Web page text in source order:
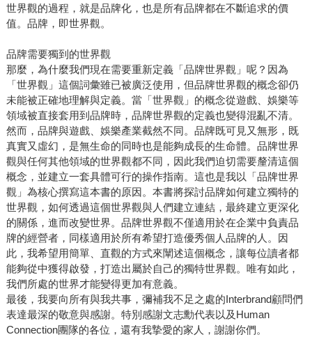
世界觀的過程，就是品牌化，也是所有品牌都在不斷追求的價
值。品牌，即世界觀。
品牌需要獨到的世界觀
那麼，為什麼我們現在需要重新定義「品牌世界觀」呢？因為
「世界觀」這個詞彙雖已被廣泛使用，但品牌世界觀的概念卻仍
未能被正確地理解與定義。當「世界觀」的概念從遊戲、娛樂等
領域被直接套用到品牌時，品牌世界觀的定義也變得混亂不清。
然而，品牌與遊戲、娛樂產業截然不同。品牌既可見又無形，既
真實又虛幻，是無生命的同時也是能夠成長的生命體。品牌世界
觀與任何其他領域的世界觀都不同，因此我們迫切需要釐清這個
概念，並建立一套具體可行的操作指南。這也是我以「品牌世界
觀」為核心撰寫這本書的原因。本書將探討品牌如何建立獨特的
世界觀，如何透過這個世界觀與人們建立連結，最終建立更深化
的關係，進而改變世界。品牌世界觀不僅適用於在企業中負責品
牌的經營者，同樣適用於所有希望打造優秀個人品牌的人。因
此，我希望用簡單、直觀的方式來闡述這個概念，讓每位讀者都
能夠從中獲得啟發，打造出屬於自己的獨特世界觀。唯有如此，
我們所處的世界才能變得更加有意義。
最後，我要向所有與我共事，彌補我不足之處的Interbrand顧問們
表達最深的敬意與感謝。特別感謝文志勳代表以及Human
Connection團隊的各位，還有我摯愛的家人，謝謝你們。